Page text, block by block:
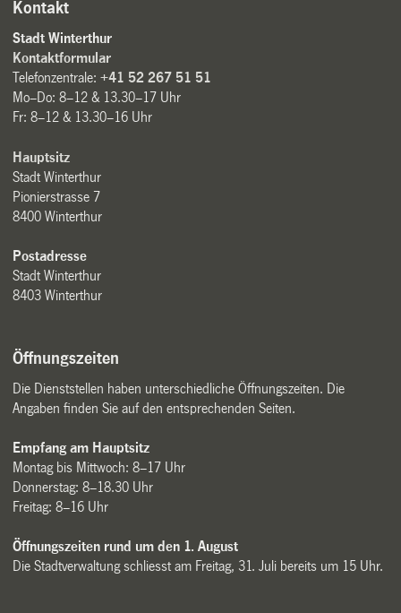
Kontakt
Stadt Winterthur
Kontaktformular
Telefonzentrale:+41 52 267 51 51
Mo–Do: 8–12 & 13.30–17 Uhr
Fr: 8–12 & 13.30–16 Uhr
Hauptsitz
Stadt Winterthur
Pionierstrasse 7
8400 Winterthur
Postadresse
Stadt Winterthur
8403 Winterthur
Öffnungszeiten
Die Dienststellen haben unterschiedliche Öffnungszeiten. Die
Angaben finden Sie auf den entsprechenden Seiten.
Empfang am Hauptsitz
Montag bis Mittwoch: 8–17 Uhr
Donnerstag: 8–18.30 Uhr
Freitag: 8–16 Uhr
Öffnungszeiten rund um den 1. August
Die Stadtverwaltung schliesst am Freitag, 31. Juli bereits um 15 Uhr.